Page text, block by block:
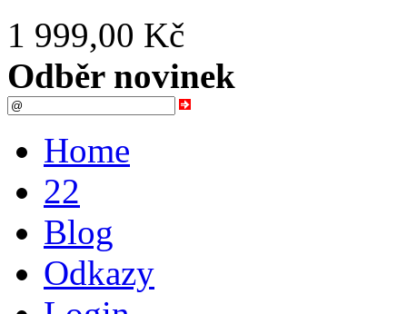
1 999,00 Kč
Odběr novinek
Home
22
Blog
Odkazy